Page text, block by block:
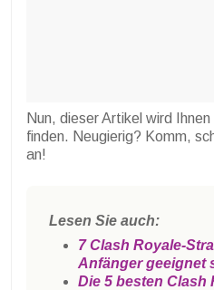
Nun, dieser Artikel wird
finden. Neugierig? Komm,
an!
Lesen Sie auch:
7 Clash Royale-
Anfänger geeignet
Die 5 besten Clash